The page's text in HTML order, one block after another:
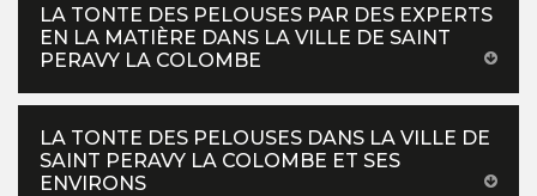
LA TONTE DES PELOUSES PAR DES EXPERTS
EN LA MATIÈRE DANS LA VILLE DE SAINT
PERAVY LA COLOMBE
LA TONTE DES PELOUSES DANS LA VILLE DE
SAINT PERAVY LA COLOMBE ET SES
ENVIRONS